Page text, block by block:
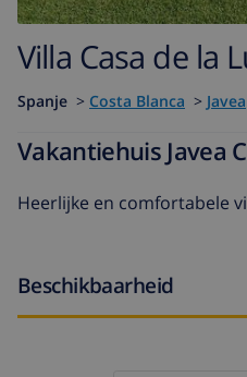
Villa Casa de la
Spanje > Costa Blanca > Javea
Vakantiehuis Javea
Heerlijke en comfortabele
Beschikbaarheid